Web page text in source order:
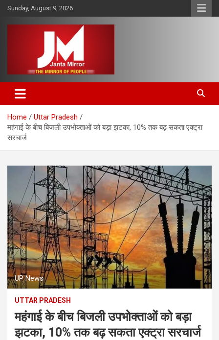
Skip
content
Sunday, August 9, 2026
Janta Mirror
Home
Uttar Pradesh
महंगाई के बीच बिजली उपभोक्ताओं को बड़ा झटका, 10% तक बढ़ सकता एक्ट्रा
सरचार्ज
UP News
UTTAR PRADESH
महंगाई के बीच बिजली उपभोक्ताओं को बड़ा
झटका, 10% तक बढ़ सकता एक्ट्रा सरचार्ज